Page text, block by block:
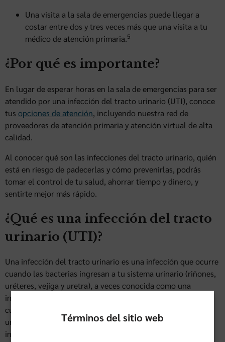
Una visita a la sala de emergencias puede llegar a
costar entre dos y tres veces más que una visita a tu
médico de atención primaria.5
¿Por qué es importante?
En lugar de esperar horas en la sala de emergencias para ser
atendido por una infección del tracto urinario (UTI), conoce
tus opciones de atención, incluyendo nuestra red de
proveedores de atención primaria y atención virtual de alta
calidad.
Al conocer qué son las infecciones del tracto urinario, quién
está en riesgo de padecerlas y cómo prevenirlas, podrás
tomar el control de tu salud, ahorrar tiempo y dinero, y
sentirte mejor más rápido.
¿Qué es una infección del tracto
urinario (UTI)?
Una infección del tracto urinario es una infección que ocurre
cuando las bacterias ingresan a tu sistema urinario (riñones,
uréteres, vejiga y uretra), a veces conocida como una
infección de la vejiga o del riñón. Por lo general, comienza
cuando las bacterias del exterior del cuerpo ingresan a la
uretra, viajan a la vejiga y luego se multiplican, causando
inflamación e irritación.
Términos del sitio web